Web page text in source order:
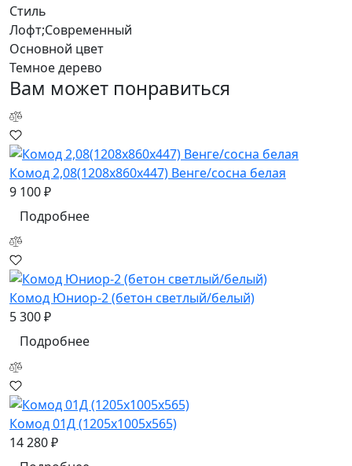
Стиль
Лофт;Современный
Основной цвет
Темное дерево
Вам может понравиться
Комод 2,08(1208х860х447) Венге/сосна белая
9 100 ₽
Подробнее
Комод Юниор-2 (бетон светлый/белый)
5 300 ₽
Подробнее
Комод 01Д (1205x1005x565)
14 280 ₽